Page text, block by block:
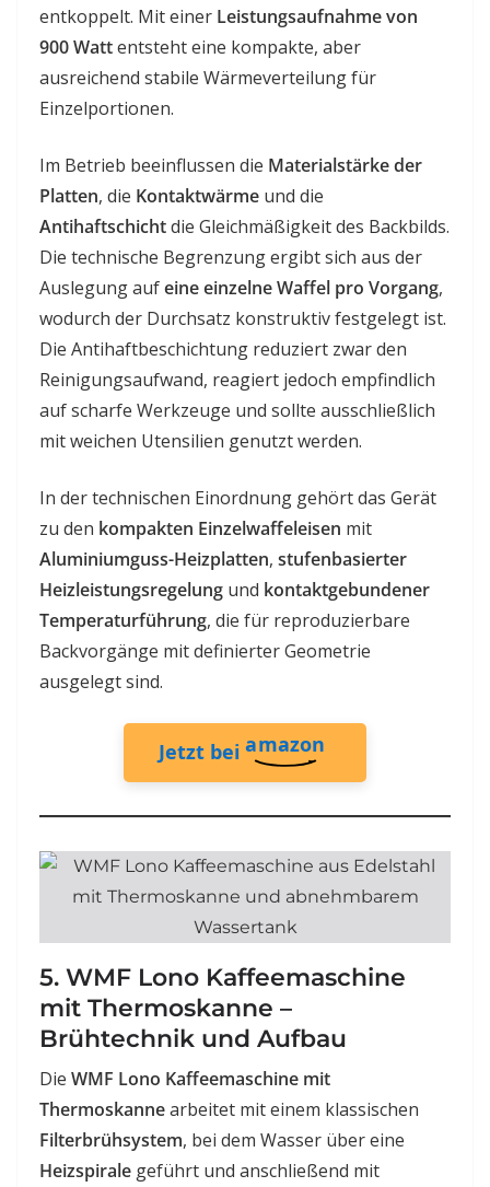
entkoppelt. Mit einer Leistungsaufnahme von
900 Wattentsteht eine kompakte, aber
ausreichend stabile Wärmeverteilung für
Einzelportionen.
Im Betrieb beeinflussen die Materialstärke der
Platten, die Kontaktwärme und die
Antihaftschichtdie Gleichmäßigkeit des Backbilds.
Die technische Begrenzung ergibt sich aus der
Auslegung aufeine einzelne Waffel pro Vorgang,
wodurch der Durchsatz konstruktiv festgelegt ist.
Die Antihaftbeschichtung reduziert zwar den
Reinigungsaufwand, reagiert jedoch empfindlich
auf scharfe Werkzeuge und sollte ausschließlich
mit weichen Utensilien genutzt werden.
In der technischen Einordnung gehört das Gerät
zu den kompakten Einzelwaffeleisen mit
Aluminiumguss-Heizplatten, stufenbasierter
Heizleistungsregelung und kontaktgebundener
Temperaturführung, die für reproduzierbare
Backvorgänge mit definierter Geometrie
ausgelegt sind.
Jetzt bei amazon
5. WMF Lono Kaffeemaschine
mit Thermoskanne –
Brühtechnik und Aufbau
Die WMF Lono Kaffeemaschine mit
Thermoskannearbeitet mit einem klassischen
Filterbrühsystem, bei dem Wasser über eine
Heizspirale geführt und anschließend mit